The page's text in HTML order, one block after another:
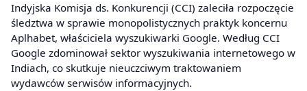
Indyjska Komisja ds. Konkurencji (CCI) zaleciła rozpoczęcie
śledztwa w sprawie monopolistycznych praktyk koncernu
Aplhabet, właściciela wyszukiwarki Google. Według CCI
Google zdominował sektor wyszukiwania internetowego w
Indiach, co skutkuje nieuczciwym traktowaniem
wydawców serwisów informacyjnych.